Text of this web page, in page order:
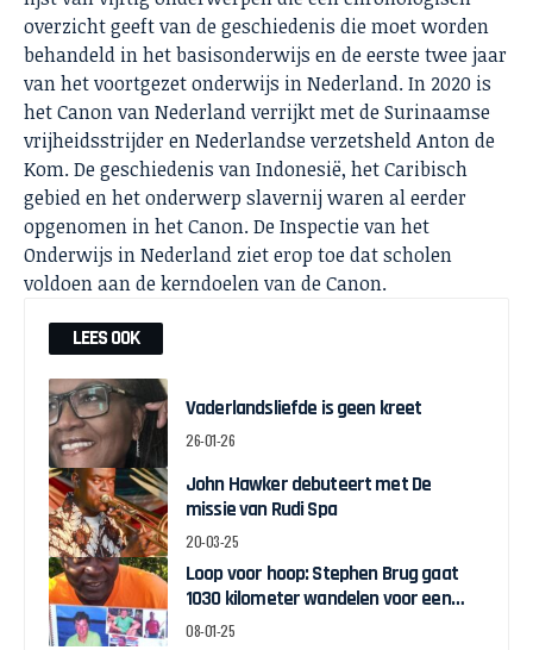
overzicht geeft van de geschiedenis die moet worden
behandeld in het basisonderwijs en de eerste twee jaar
van het voortgezet onderwijs in Nederland. In 2020 is
het Canon van Nederland verrijkt met de Surinaamse
vrijheidsstrijder en Nederlandse verzetsheld Anton de
Kom. De geschiedenis van Indonesië, het Caribisch
gebied en het onderwerp slavernij waren al eerder
opgenomen in het Canon. De Inspectie van het
Onderwijs in Nederland ziet erop toe dat scholen
voldoen aan de kerndoelen van de Canon.
LEES OOK
Vaderlandsliefde is geen kreet
26-01-26
John Hawker debuteert met De
missie van Rudi Spa
20-03-25
Loop voor hoop: Stephen Brug gaat
1030 kilometer wandelen voor een
kankervrij Suriname
08-01-25